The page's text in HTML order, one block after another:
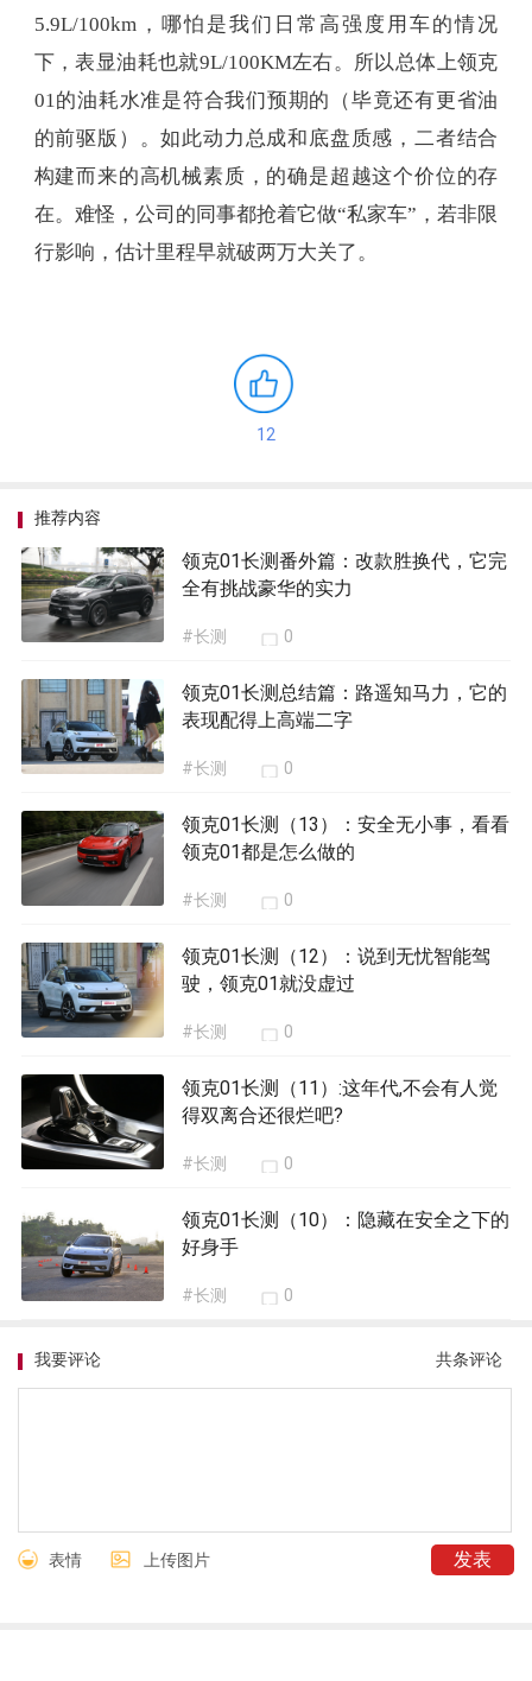
5.9L/100km，哪怕是我们日常高强度用车的情况
下，表显油耗也就9L/100KM左右。所以总体上领克
01的油耗水准是符合我们预期的（毕竟还有更省油
的前驱版）。如此动力总成和底盘质感，二者结合
构建而来的高机械素质，的确是超越这个价位的存
在。难怪，公司的同事都抢着它做“私家车”，若非限
行影响，估计里程早就破两万大关了。
12
推荐内容
领克01长测番外篇：改款胜换代，它完
全有挑战豪华的实力
#长测 0
领克01长测总结篇：路遥知马力，它的
表现配得上高端二字
#长测 0
领克01长测（13）：安全无小事，看看
领克01都是怎么做的
#长测 0
领克01长测（12）：说到无忧智能驾
驶，领克01就没虚过
#长测 0
领克01长测（11）:这年代,不会有人觉
得双离合还很烂吧?
#长测 0
领克01长测（10）：隐藏在安全之下的
好身手
#长测 0
共条评论
我要评论
表情 上传图片